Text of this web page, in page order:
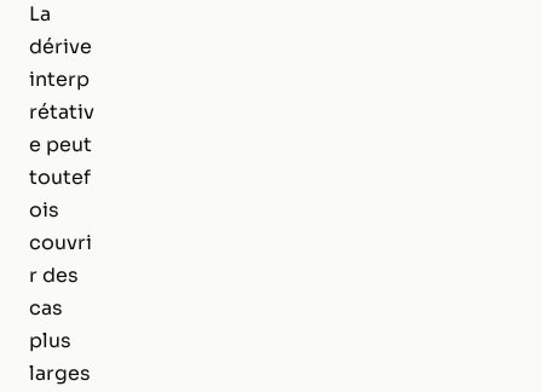
La
dérive
interp
rétativ
e peut
toutef
ois
couvri
r des
cas
plus
larges